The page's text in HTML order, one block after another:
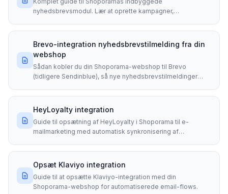
nyhedsbrevsmodul. Lær at oprette kampagner,
Brevo-integration nyhedsbrevstilmelding fra din
webshop
Sådan kobler du din Shoporama-webshop til Brevo
(tidligere Sendinblue), så nye nyhedsbrevstilmeldinger
HeyLoyalty integration
Guide til opsætning af HeyLoyalty i Shoporama til e-
mailmarketing med automatisk synkronisering af
Opsæt Klaviyo integration
Guide til at opsætte Klaviyo-integration med din
Shoporama-webshop for automatiserede email-flows.